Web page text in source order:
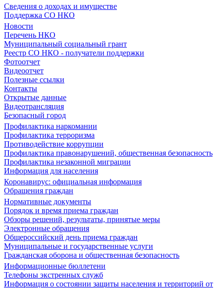
Сведения о доходах и имуществе
Поддержка СО НКО
Новости
Перечень НКО
Муниципальный социальный грант
Реестр СО НКО - получатели поддержки
Фотоотчет
Видеоотчет
Полезные ссылки
Контакты
Открытые данные
Видеотрансляция
Безопасный город
Профилактика наркомании
Профилактика терроризма
Противодействие коррупции
Профилактика правонарушений, общественная безопасность
Профилактика незаконной миграции
Информация для населения
Коронавирус: официальная информация
Обращения граждан
Нормативные документы
Порядок и время приема граждан
Обзоры решений, результаты, принятые меры
Электронные обращения
Общероссийский день приема граждан
Муниципальные и государственные услуги
Гражданская оборона и общественная безопасность
Информационные бюллетени
Телефоны экстренных служб
Информация о состоянии защиты населения и территорий от